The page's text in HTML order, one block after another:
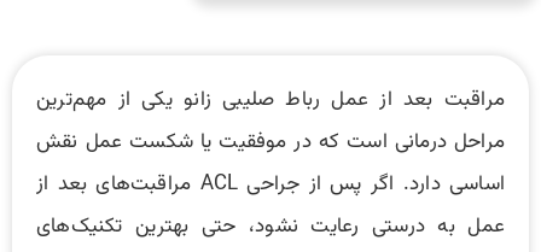
مراقبت بعد از عمل رباط صلیبی زانو یکی از مهم‌ترین
مراحل درمانی است که در موفقیت یا شکست عمل نقش
اساسی دارد. اگر پس از جراحی ACL مراقبت‌های بعد از
عمل به درستی رعایت نشود، حتی بهترین تکنیک‌های